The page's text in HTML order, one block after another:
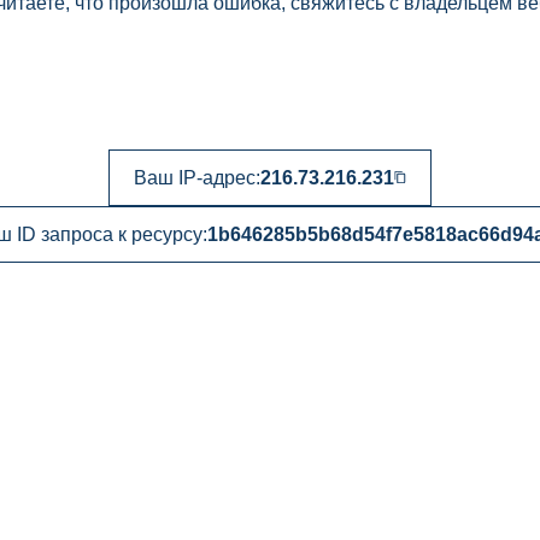
Ваш IP-адрес:216.73.216.231
ID запроса к ресурсу: